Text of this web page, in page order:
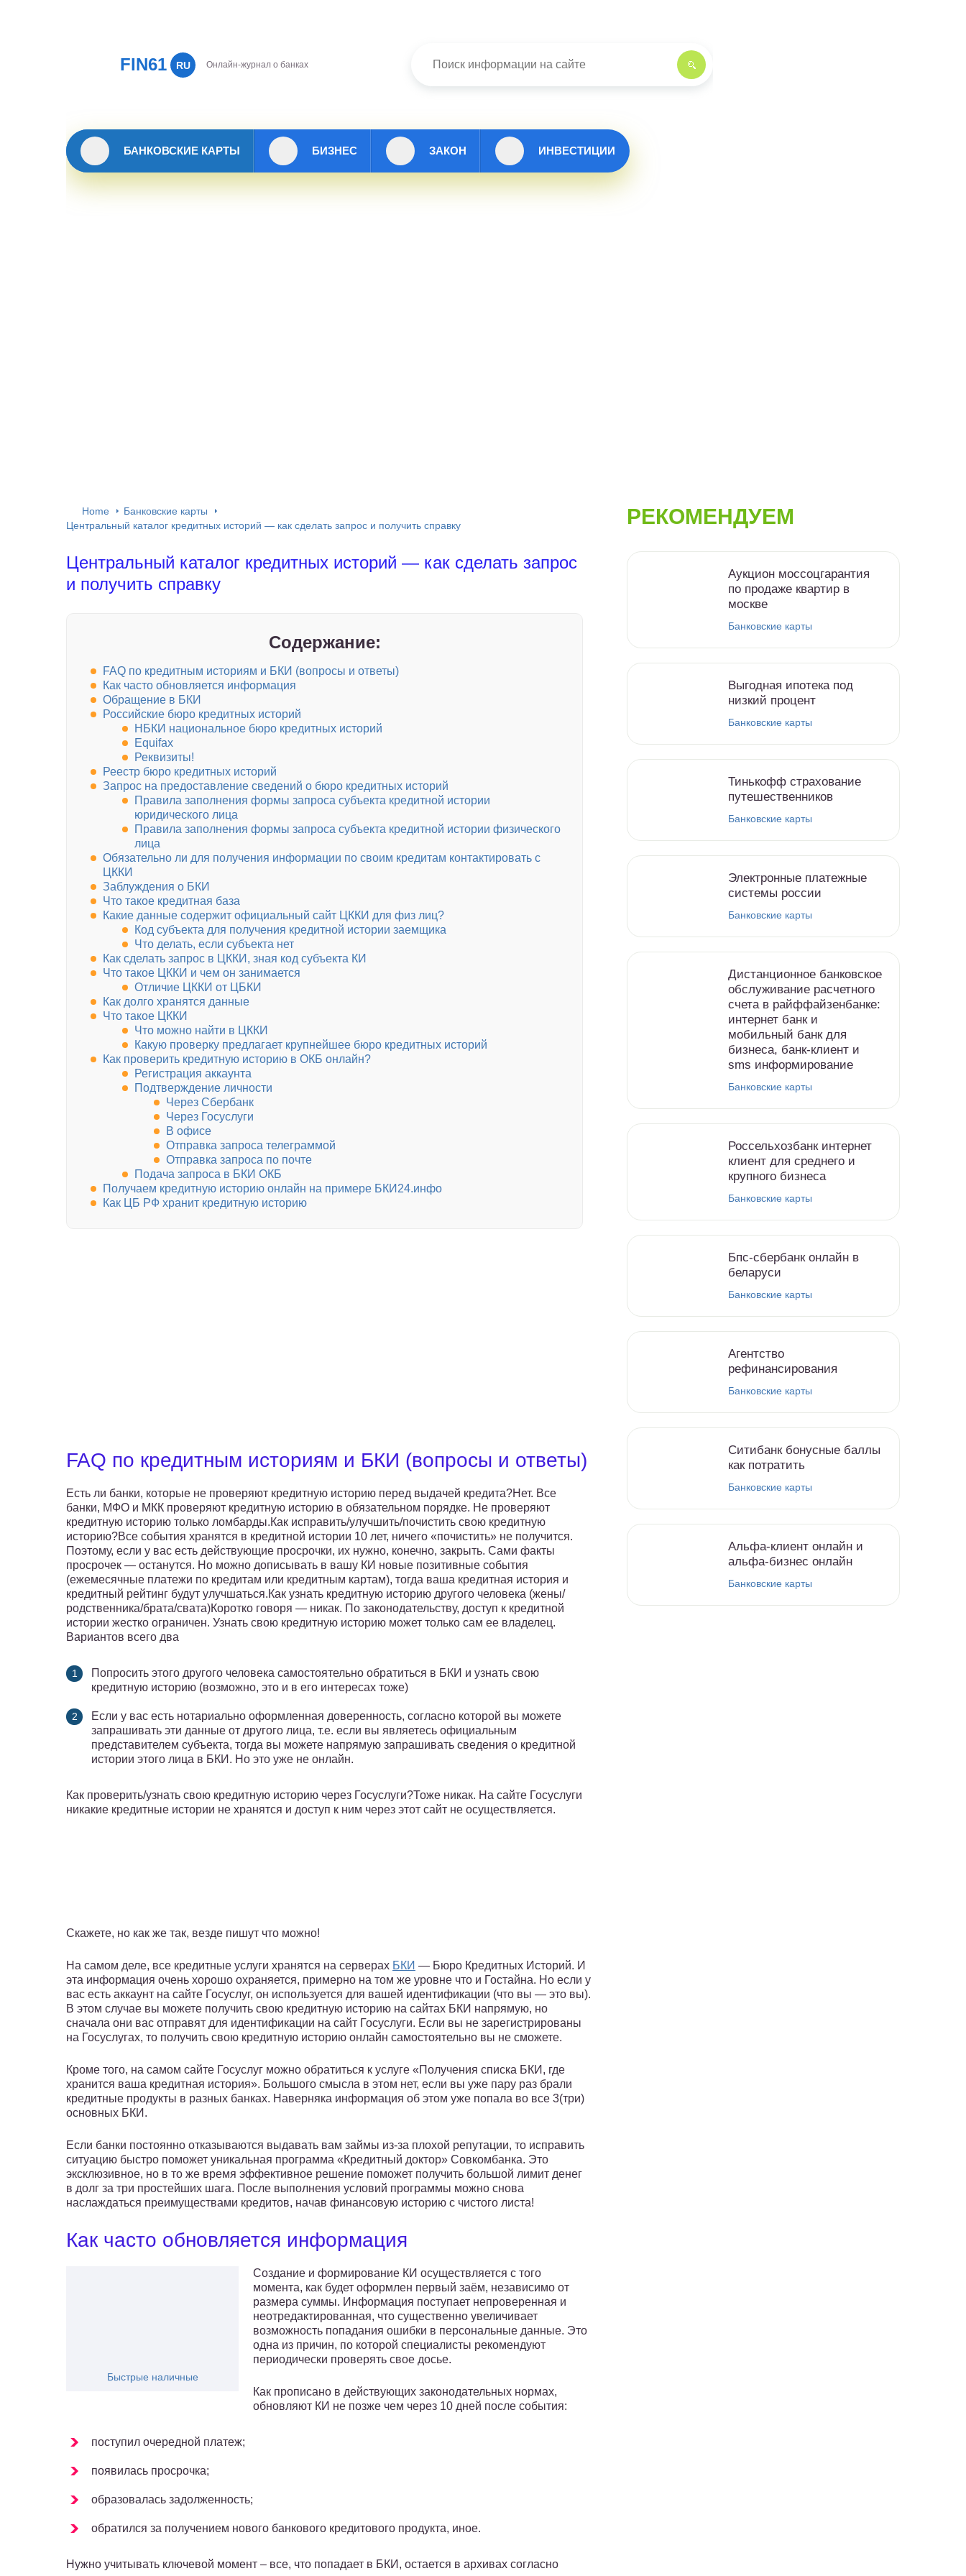
FIN61 RU Онлайн-журнал о банках
БАНКОВСКИЕ КАРТЫ БИЗНЕС ЗАКОН ИНВЕСТИЦИИ
Home
Банковские карты
Центральный каталог кредитных историй — как сделать запрос и получить справку
Центральный каталог кредитных историй — как сделать запрос
и получить справку
Содержание:
FAQ по кредитным историям и БКИ (вопросы и ответы)
Как часто обновляется информация
Обращение в БКИ
Российские бюро кредитных историй
НБКИ национальное бюро кредитных историй
Equifax
Реквизиты!
Реестр бюро кредитных историй
Запрос на предоставление сведений о бюро кредитных историй
Правила заполнения формы запроса субъекта кредитной истории
юридического лица
Правила заполнения формы запроса субъекта кредитной истории физического
лица
Обязательно ли для получения информации по своим кредитам контактировать с
ЦККИ
Заблуждения о БКИ
Что такое кредитная база
Какие данные содержит официальный сайт ЦККИ для физ лиц?
Код субъекта для получения кредитной истории заемщика
Что делать, если субъекта нет
Как сделать запрос в ЦККИ, зная код субъекта КИ
Что такое ЦККИ и чем он занимается
Отличие ЦККИ от ЦБКИ
Как долго хранятся данные
Что такое ЦККИ
Что можно найти в ЦККИ
Какую проверку предлагает крупнейшее бюро кредитных историй
Как проверить кредитную историю в ОКБ онлайн?
Регистрация аккаунта
Подтверждение личности
Через Сбербанк
Через Госуслуги
В офисе
Отправка запроса телеграммой
Отправка запроса по почте
Подача запроса в БКИ ОКБ
Получаем кредитную историю онлайн на примере БКИ24.инфо
Как ЦБ РФ хранит кредитную историю
FAQ по кредитным историям и БКИ (вопросы и ответы)
Есть ли банки, которые не проверяют кредитную историю перед выдачей кредита?Нет. Все
банки, МФО и МКК проверяют кредитную историю в обязательном порядке. Не проверяют
кредитную историю только ломбарды.Как исправить/улучшить/почистить свою кредитную
историю?Все события хранятся в кредитной истории 10 лет, ничего «почистить» не получится.
Поэтому, если у вас есть действующие просрочки, их нужно, конечно, закрыть. Сами факты
просрочек — останутся. Но можно дописывать в вашу КИ новые позитивные события
(ежемесячные платежи по кредитам или кредитным картам), тогда ваша кредитная история и
кредитный рейтинг будут улучшаться.Как узнать кредитную историю другого человека (жены/
родственника/брата/свата)Коротко говоря — никак. По законодательству, доступ к кредитной
истории жестко ограничен. Узнать свою кредитную историю может только сам ее владелец.
Вариантов всего два
Попросить этого другого человека самостоятельно обратиться в БКИ и узнать свою
кредитную историю (возможно, это и в его интересах тоже)
Если у вас есть нотариально оформленная доверенность, согласно которой вы можете
запрашивать эти данные от другого лица, т.е. если вы являетесь официальным
представителем субъекта, тогда вы можете напрямую запрашивать сведения о кредитной
истории этого лица в БКИ. Но это уже не онлайн.
Как проверить/узнать свою кредитную историю через Госуслуги?Тоже никак. На сайте Госуслуги
никакие кредитные истории не хранятся и доступ к ним через этот сайт не осуществляется.
Скажете, но как же так, везде пишут что можно!
На самом деле, все кредитные услуги хранятся на серверах БКИ — Бюро Кредитных Историй. И
эта информация очень хорошо охраняется, примерно на том же уровне что и Гостайна. Но если у
вас есть аккаунт на сайте Госуслуг, он используется для вашей идентификации (что вы — это вы).
В этом случае вы можете получить свою кредитную историю на сайтах БКИ напрямую, но
сначала они вас отправят для идентификации на сайт Госуслуги. Если вы не зарегистрированы
на Госуслугах, то получить свою кредитную историю онлайн самостоятельно вы не сможете.
Кроме того, на самом сайте Госуслуг можно обратиться к услуге «Получения списка БКИ, где
хранится ваша кредитная история». Большого смысла в этом нет, если вы уже пару раз брали
кредитные продукты в разных банках. Наверняка информация об этом уже попала во все 3(три)
основных БКИ.
Если банки постоянно отказываются выдавать вам займы из-за плохой репутации, то исправить
ситуацию быстро поможет уникальная программа «Кредитный доктор» Совкомбанка. Это
эксклюзивное, но в то же время эффективное решение поможет получить большой лимит денег
в долг за три простейших шага. После выполнения условий программы можно снова
наслаждаться преимуществами кредитов, начав финансовую историю с чистого листа!
Как часто обновляется информация
Быстрые наличные
Создание и формирование КИ осуществляется с того
момента, как будет оформлен первый заём, независимо от
размера суммы. Информация поступает непроверенная и
неотредактированная, что существенно увеличивает
возможность попадания ошибки в персональные данные. Это
одна из причин, по которой специалисты рекомендуют
периодически проверять свое досье.
Как прописано в действующих законодательных нормах,
обновляют КИ не позже чем через 10 дней после события:
поступил очередной платеж;
появилась просрочка;
образовалась задолженность;
обратился за получением нового банкового кредитового продукта, иное.
Нужно учитывать ключевой момент – все, что попадает в БКИ, остается в архивах согласно
РЕКОМЕНДУЕМ
Аукцион моссоцгарантия
по продаже квартир в
москве
Банковские карты
Выгодная ипотека под
низкий процент
Банковские карты
Тинькофф страхование
путешественников
Банковские карты
Электронные платежные
системы россии
Банковские карты
Дистанционное банковское
обслуживание расчетного
счета в райффайзенбанке:
интернет банк и
мобильный банк для
бизнеса, банк-клиент и
sms информирование
Банковские карты
Россельхозбанк интернет
клиент для среднего и
крупного бизнеса
Банковские карты
Бпс-сбербанк онлайн в
беларуси
Банковские карты
Агентство
рефинансирования
Банковские карты
Ситибанк бонусные баллы
как потратить
Банковские карты
Альфа-клиент онлайн и
альфа-бизнес онлайн
Банковские карты